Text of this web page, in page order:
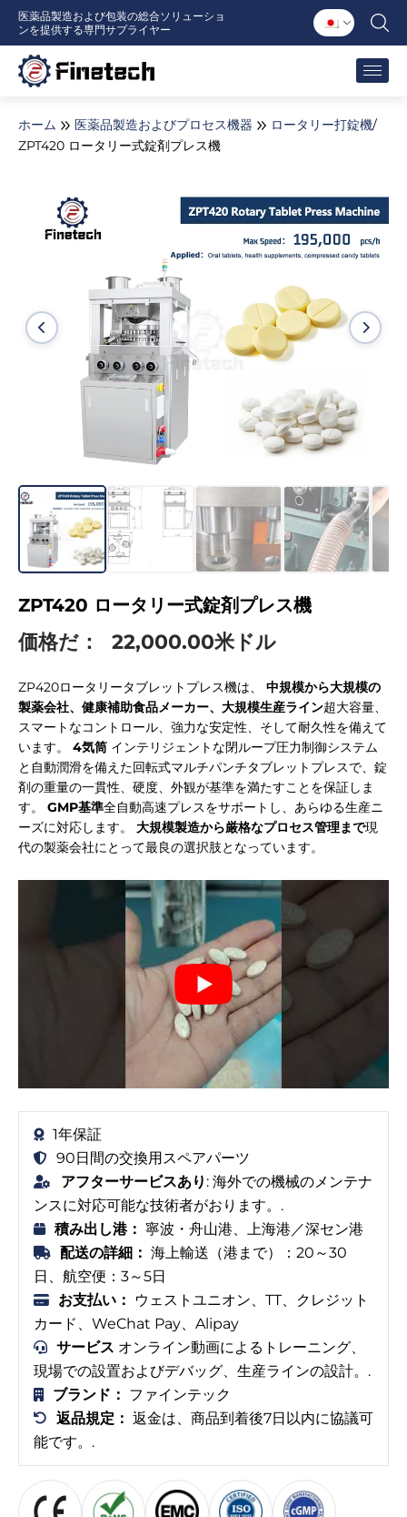
医薬品製造および包装の総合ソリューショ
ンを提供する専門サプライヤー
ホーム 医薬品製造およびプロセス機器 ロータリー打錠機/
ZPT420 ロータリー式錠剤プレス機
ZPT420 ロータリー式錠剤プレス機
価格だ： 22,000.00米ドル
ZP420ロータリータブレットプレス機は、 中規模から大規模の
製薬会社、健康補助食品メーカー、大規模生産ライン超大容量、
スマートなコントロール、強力な安定性、そして耐久性を備えて
います。 4気筒 インテリジェントな閉ループ圧力制御システム
と自動潤滑を備えた回転式マルチパンチタブレットプレスで、錠
剤の重量の一貫性、硬度、外観が基準を満たすことを保証しま
す。 GMP基準全自動高速プレスをサポートし、あらゆる生産ニ
ーズに対応します。
大規模製造から厳格なプロセス管理まで現
代の製薬会社にとって最良の選択肢となっています。
1年保証
90日間の交換用スペアパーツ
アフターサービスあり : 海外での機械のメンテナ
ンスに対応可能な技術者がおります。.
積み出し港： 寧波・舟山港、上海港／深セン港
配送の詳細： 海上輸送（港まで）：20～30
日、航空便：3～5日
お支払い：
ウェストユニオン、TT、クレジット
カード、WeChat Pay、Alipay
サービス オンライン動画によるトレーニング、
現場での設置およびデバッグ、生産ラインの設計。.
ブランド： ファインテック
返品規定： 返金は、商品到着後7日以内に協議可
能です。.